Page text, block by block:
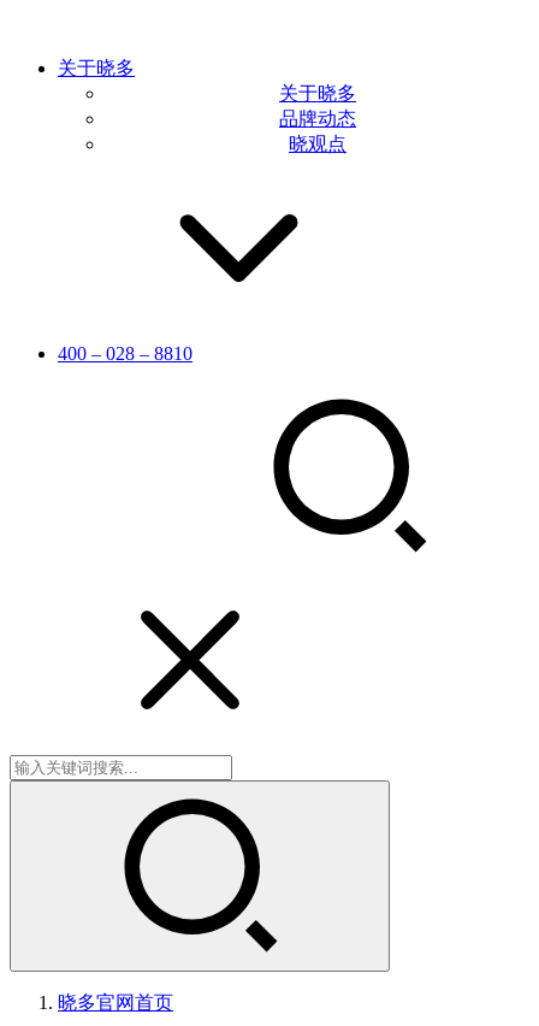
关于晓多
关于晓多
品牌动态
晓观点
400 – 028 – 8810
晓多官网首页